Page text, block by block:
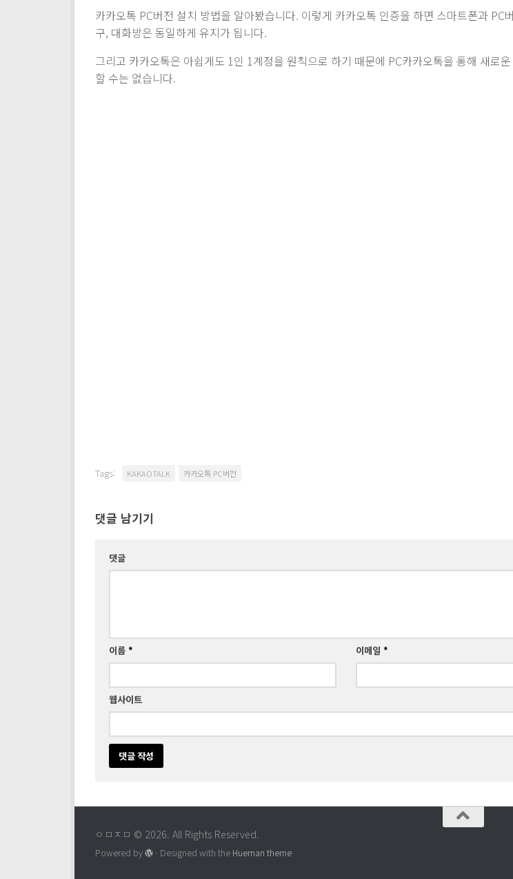
카카오톡 PC버전 설치 방법을 알아봤습니다. 이렇게 카카오톡 인증을 하면 스마트폰과 PC
구, 대화방은 동일하게 유지가 됩니다.
그리고 카카오톡은 아쉽게도 1인 1계정을 원칙으로 하기 때문에 PC카카오톡을 통해 새로
할 수는 없습니다.
Tags: KAKAOTALK 카카오톡 PC버전
댓글 남기기
댓글
이름 * 이메일 *
웹사이트
ㅇㅁㅈㅁ © 2026. All Rights Reserved.
Powered by - Designed with the Hueman theme